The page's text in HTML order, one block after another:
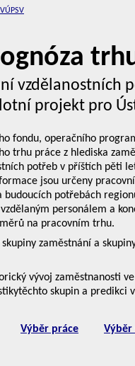
VÚPSV
vzdělanostních
projekt pro
fondu, operačního
trhu práce z hlediska
potřeb v příštích pěti
jsou určeny
budoucích potřebách
personálem a
na pracovním trhu.
zaměstnání a
vývoj zaměstnanosti
skupin a predikci
Výběr práce Výběr